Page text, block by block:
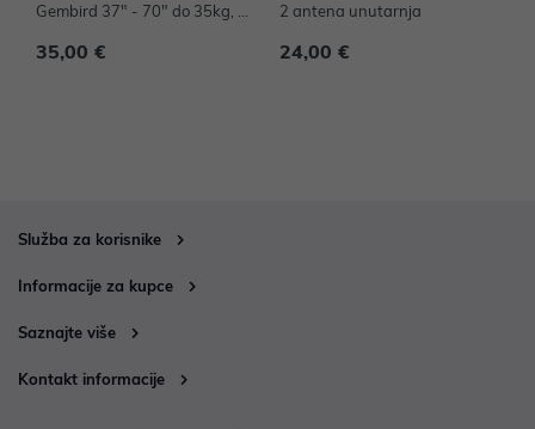
Gembird 37" - 70" do 35kg, W
35,00 €
2 antena unutarnja
24,00 €
Služba za korisnike
Informacije za kupce
Saznajte više
Kontakt informacije